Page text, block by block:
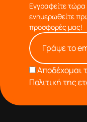
Εγγραφείτε
ενημερωθείτε
προσφορές μας!
Αποδέχομαι
Πολιτική της